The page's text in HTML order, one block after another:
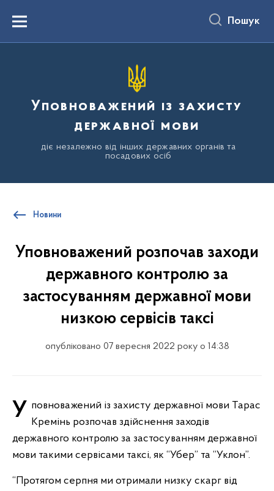
вмістуMenu Пошук
Уповноважений із захисту
державної мови
діє незалежно від інших державних органів та
посадових осіб
Новини
Уповноважений розпочав заходи
державного контролю за
застосуванням державної мови
низкою сервісів таксі
опубліковано 07 вересня 2022 року о 14:38
Уповноважений із захисту державної мови Тарас Кремінь розпочав здійснення заходів
державного контролю за застосуванням державної
мови такими сервісами таксі, як “Убер” та “Уклон”.
“Протягом серпня ми отримали низку скарг від